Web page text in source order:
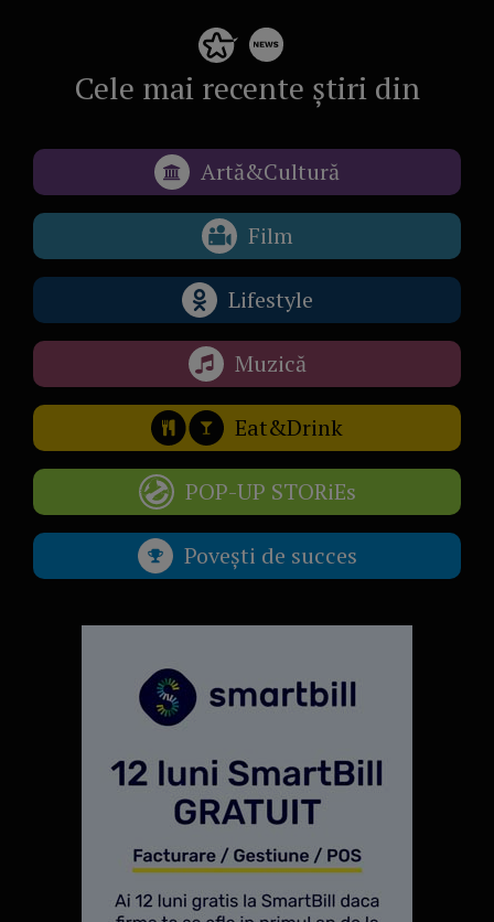
Cele mai recente știri din
Artă&Cultură
Film
Lifestyle
Muzică
Eat&Drink
POP-UP STORiEs
Povești de succes